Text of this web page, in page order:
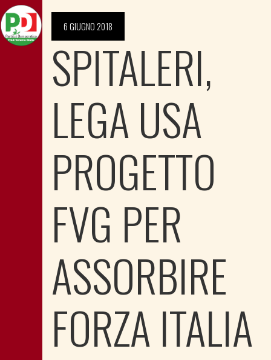
6 GIUGNO 2018
SPITALERI,
LEGA USA
PROGETTO
FVG PER
ASSORBIRE
FORZA ITALIA